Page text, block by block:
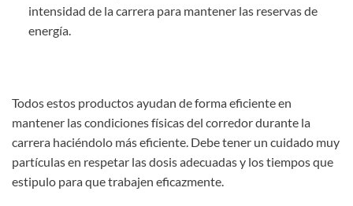
intensidad de la carrera para mantener las reservas de
energía.
Todos estos productos ayudan de forma eficiente en
mantener las condiciones físicas del corredor durante la
carrera haciéndolo más eficiente. Debe tener un cuidado muy
partículas en respetar las dosis adecuadas y los tiempos que
estipulo para que trabajen eficazmente.